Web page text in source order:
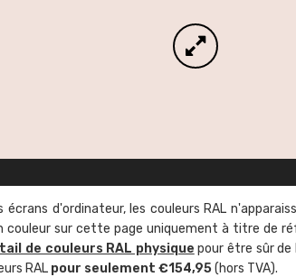
écrans d'ordinateur, les couleurs RAL
couleur sur cette page uniquement à titre de
de couleurs RAL physique pour être sûr de
RAL pour seulement €154,95(hors TVA).